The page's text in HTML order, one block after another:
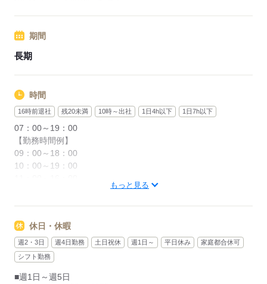
期間
長期
時間
16時前退社 残20未満 10時～出社 1日4h以下 1日7h以下
07：00～19：00
【勤務時間例】
09：00～18：00
10：00～19：00
※上記は勤務時間の一例です
その他、
●週1日・1日3時間～OK※フルタイム（週５・1日8時間）大歓
迎
●早番（例：8時～12時）遅番（例：15時～19時）OK
もっと見る
休日・休暇
週2・3日 週4日勤務 土日祝休 週1日～ 平日休み
家庭都合休可
シフト勤務
■週1日～週5日